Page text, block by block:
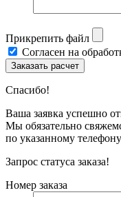
Прикрепить файл
Согласен на
Спасибо!
Ваша заявка успешно
Мы обязательно
по указанному телефону
Запрос статуса заказа!
Номер заказа